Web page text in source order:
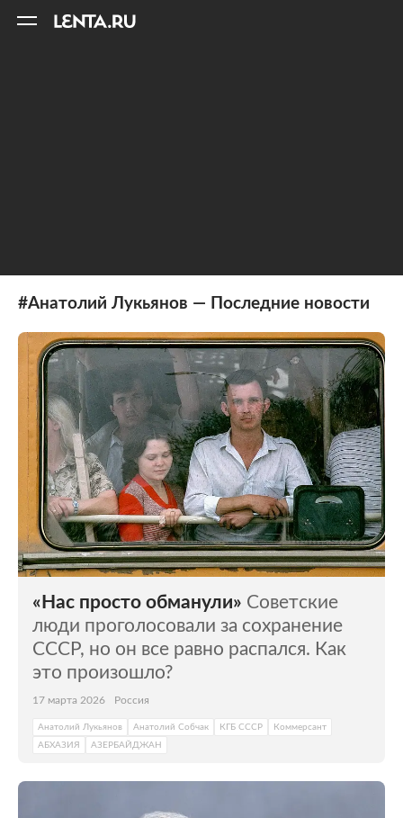
#Анатолий Лукьянов — Последние новости
«Нас просто обманули» Советские
люди проголосовали за сохранение
СССР, но он все равно распался. Как
это произошло?
17 марта 2026 Россия
Анатолий Лукьянов Анатолий Собчак КГБ СССР
Коммерсант
АБХАЗИЯ
АЗЕРБАЙДЖАН